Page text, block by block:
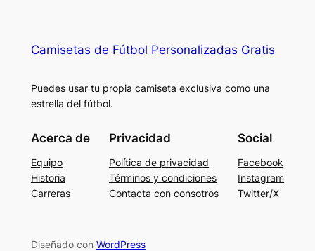
Camisetas de Fútbol Personalizadas Gratis
Puedes usar tu propia camiseta exclusiva como una
estrella del fútbol.
Acerca de
Equipo
Historia
Carreras
Privacidad
Política de privacidad
Términos y condiciones
Contacta con consotros
Social
Facebook
Instagram
Twitter/X
Diseñado con WordPress